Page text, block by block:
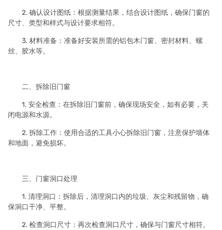
2. 确认设计图纸：根据测量结果，结合设计图纸，确保门窗的
尺寸、类型和样式与设计要求相符。
3. 材料准备：准备好安装所需的铝包木门窗、密封材料、螺
丝、胶水等。
二、拆除旧门窗
1. 安全检查：在拆除旧门窗前，确保现场安全，如有必要，关
闭电源和水源。
2. 拆除工作：使用合适的工具小心拆除旧门窗，注意保护墙体
和地面，避免损坏。
三、门窗洞口处理
1. 清理洞口：拆除后，清理洞口内的垃圾、灰尘和残留物，确
保洞口干净、平整。
2. 检查洞口尺寸：再次检查洞口尺寸，确保与门窗尺寸相符。